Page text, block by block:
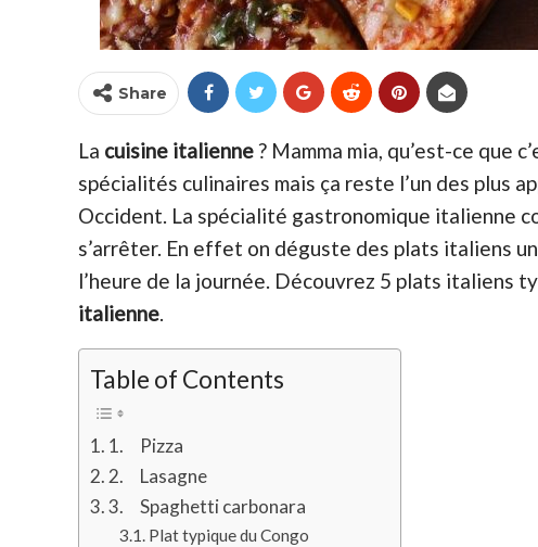
Share
La cuisine italienne? Mamma mia, qu’est-ce que
spécialités culinaires mais ça reste l’un des plus
Occident. La spécialité gastronomique italienne
s’arrêter. En effet on déguste des plats italiens
l’heure de la journée. Découvrez 5 plats italiens
italienne.
Table of Contents
1. Pizza
2. Lasagne
3. Spaghetti carbonara
Plat typique du Congo